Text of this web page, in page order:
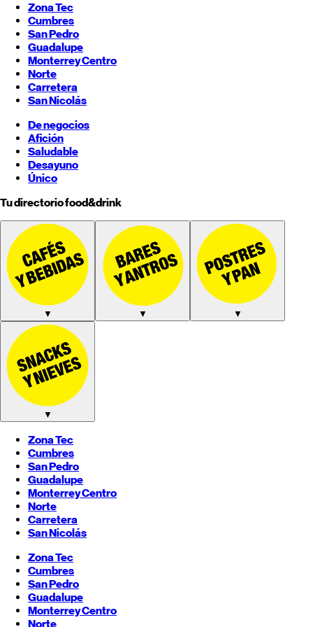
Zona Tec
Cumbres
San Pedro
Guadalupe
MonterreyCentro
Norte
Carretera
San Nicolás
De negocios
Afición
Saludable
Desayuno
Único
Tu directorio food&drink
▼ ▼ ▼
▼
Zona Tec
Cumbres
San Pedro
Guadalupe
MonterreyCentro
Norte
Carretera
San Nicolás
Zona Tec
Cumbres
San Pedro
Guadalupe
MonterreyCentro
Norte